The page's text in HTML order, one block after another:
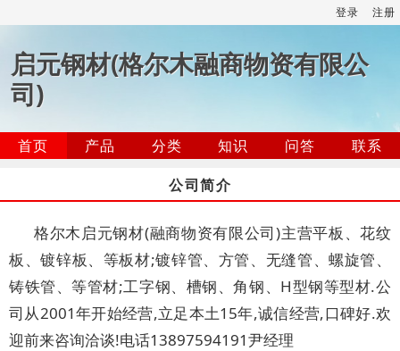
登录 注册
启元钢材(格尔木融商物资有限公
司)
首页 产品 分类 知识 问答
联系
公司简介
格尔木启元钢材(融商物资有限公司)主营平板、花纹
板、镀锌板、等板材;镀锌管、方管、无缝管、螺旋管、
铸铁管、等管材;工字钢、槽钢、角钢、H型钢等型材.公
司从2001年开始经营,立足本土15年,诚信经营,口碑好.欢
迎前来咨询洽谈!电话13897594191尹经理